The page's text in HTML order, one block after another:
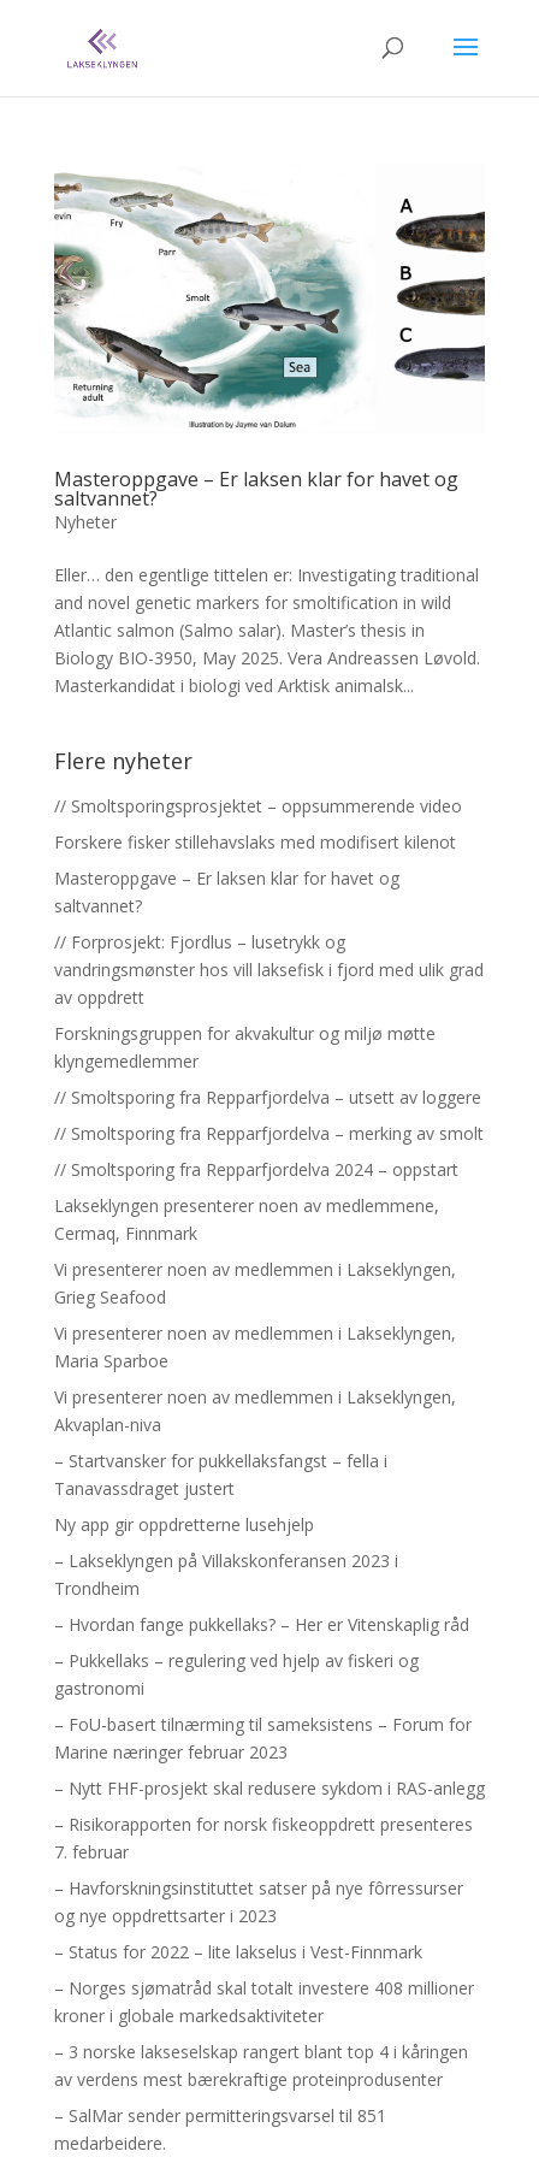
Masteroppgave – Er laksen klar for havet og
saltvannet?
Nyheter
Eller… den egentlige tittelen er: Investigating traditional
and novel genetic markers for smoltification in wild
Atlantic salmon (Salmo salar). Master’s thesis in
Biology BIO-3950, May 2025. Vera Andreassen Løvold.
Masterkandidat i biologi ved Arktisk animalsk...
Flere nyheter
// Smoltsporingsprosjektet – oppsummerende video
Forskere fisker stillehavslaks med modifisert kilenot
Masteroppgave – Er laksen klar for havet og
saltvannet?
// Forprosjekt: Fjordlus – lusetrykk og
vandringsmønster hos vill laksefisk i fjord med ulik grad
av oppdrett
Forskningsgruppen for akvakultur og miljø møtte
klyngemedlemmer
// Smoltsporing fra Repparfjordelva – utsett av loggere
// Smoltsporing fra Repparfjordelva – merking av smolt
// Smoltsporing fra Repparfjordelva 2024 – oppstart
Lakseklyngen presenterer noen av medlemmene,
Cermaq, Finnmark
Vi presenterer noen av medlemmen i Lakseklyngen,
Grieg Seafood
Vi presenterer noen av medlemmen i Lakseklyngen,
Maria Sparboe
Vi presenterer noen av medlemmen i Lakseklyngen,
Akvaplan-niva
– Startvansker for pukkellaksfangst – fella i
Tanavassdraget justert
Ny app gir oppdretterne lusehjelp
– Lakseklyngen på Villakskonferansen 2023 i
Trondheim
– Hvordan fange pukkellaks? – Her er Vitenskaplig råd
– Pukkellaks – regulering ved hjelp av fiskeri og
gastronomi
– FoU-basert tilnærming til sameksistens – Forum for
Marine næringer februar 2023
– Nytt FHF-prosjekt skal redusere sykdom i RAS-anlegg
– Risikorapporten for norsk fiskeoppdrett presenteres
7. februar
– Havforskningsinstituttet satser på nye fôrressurser
og nye oppdrettsarter i 2023
– Status for 2022 – lite lakselus i Vest-Finnmark
– Norges sjømatråd skal totalt investere 408 millioner
kroner i globale markedsaktiviteter
– 3 norske lakseselskap rangert blant top 4 i kåringen
av verdens mest bærekraftige proteinprodusenter
– SalMar sender permitteringsvarsel til 851
medarbeidere.